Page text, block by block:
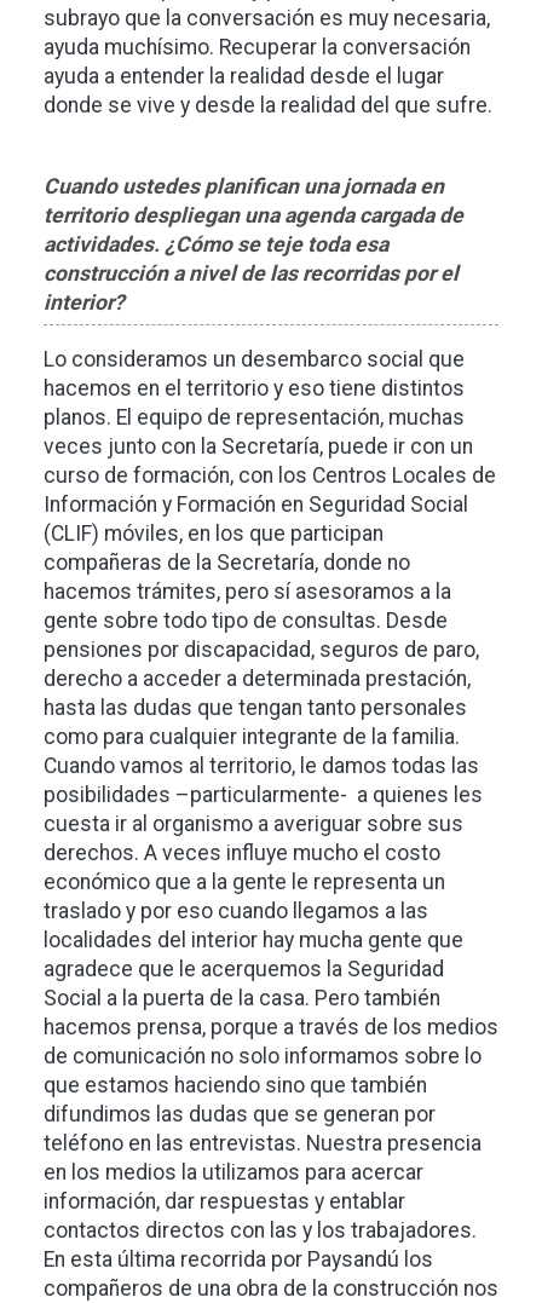
subrayo que la conversación es muy necesaria,
ayuda muchísimo. Recuperar la conversación
ayuda a entender la realidad desde el lugar
donde se vive y desde la realidad del que sufre.
Cuando ustedes planifican una jornada en
territorio despliegan una agenda cargada de
actividades. ¿Cómo se teje toda esa
construcción a nivel de las recorridas por el
interior?
Lo consideramos un desembarco social que
hacemos en el territorio y eso tiene distintos
planos. El equipo de representación, muchas
veces junto con la Secretaría, puede ir con un
curso de formación, con los Centros Locales de
Información y Formación en Seguridad Social
(CLIF) móviles, en los que participan
compañeras de la Secretaría, donde no
hacemos trámites, pero sí asesoramos a la
gente sobre todo tipo de consultas. Desde
pensiones por discapacidad, seguros de paro,
derecho a acceder a determinada prestación,
hasta las dudas que tengan tanto personales
como para cualquier integrante de la familia.
Cuando vamos al territorio, le damos todas las
posibilidades –particularmente- a quienes les
cuesta ir al organismo a averiguar sobre sus
derechos. A veces influye mucho el costo
económico que a la gente le representa un
traslado y por eso cuando llegamos a las
localidades del interior hay mucha gente que
agradece que le acerquemos la Seguridad
Social a la puerta de la casa. Pero también
hacemos prensa, porque a través de los medios
de comunicación no solo informamos sobre lo
que estamos haciendo sino que también
difundimos las dudas que se generan por
teléfono en las entrevistas. Nuestra presencia
en los medios la utilizamos para acercar
información, dar respuestas y entablar
contactos directos con las y los trabajadores.
En esta última recorrida por Paysandú los
compañeros de una obra de la construcción nos